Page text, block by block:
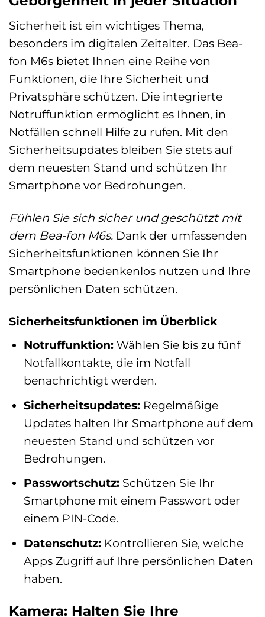
Sicherheit ist ein wichtiges Thema,
besonders im digitalen Zeitalter. Das Bea-
fon M6s bietet Ihnen eine Reihe von
Funktionen, die Ihre Sicherheit und
Privatsphäre schützen. Die integrierte
Notruffunktion ermöglicht es Ihnen, in
Notfällen schnell Hilfe zu rufen. Mit den
Sicherheitsupdates bleiben Sie stets auf
dem neuesten Stand und schützen Ihr
Smartphone vor Bedrohungen.
Fühlen Sie sich sicher und geschützt mit
dem Bea-fon M6s. Dank der umfassenden
Sicherheitsfunktionen können Sie Ihr
Smartphone bedenkenlos nutzen und Ihre
persönlichen Daten schützen.
Sicherheitsfunktionen im Überblick
Notruffunktion: Wählen Sie bis zu fünf
Notfallkontakte, die im Notfall
benachrichtigt werden.
Sicherheitsupdates: Regelmäßige
Updates halten Ihr Smartphone auf dem
neuesten Stand und schützen vor
Bedrohungen.
Passwortschutz: Schützen Sie Ihr
Smartphone mit einem Passwort oder
einem PIN-Code.
Datenschutz: Kontrollieren Sie, welche
Apps Zugriff auf Ihre persönlichen Daten
haben.
Kamera: Halten Sie Ihre